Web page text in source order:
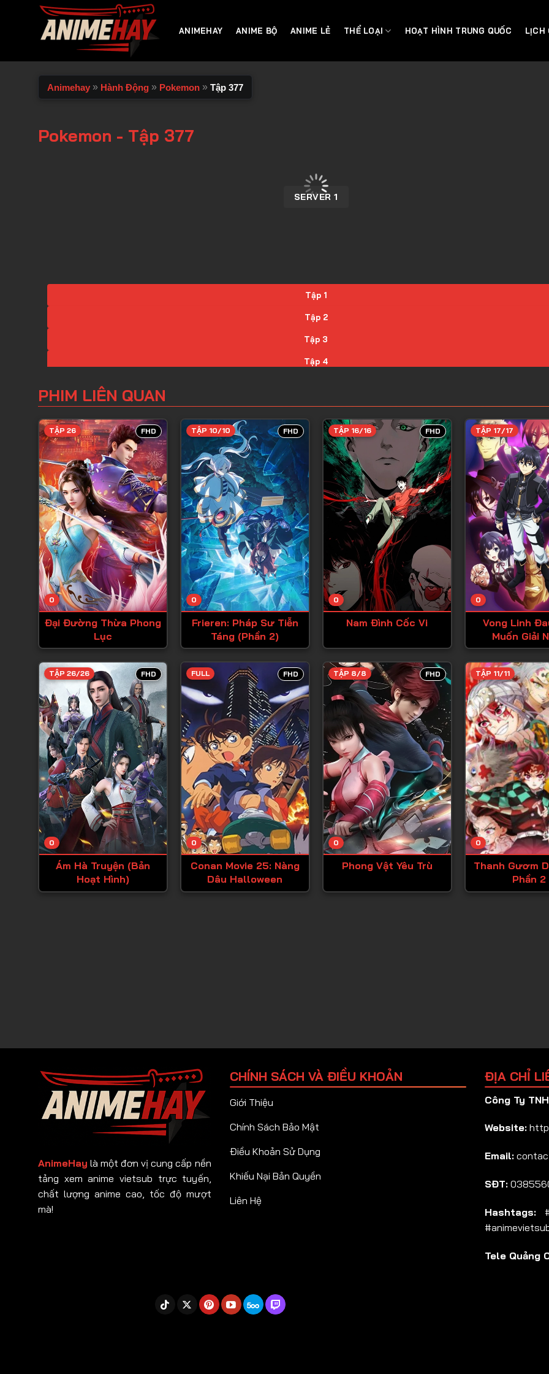
ANIMEHAY ANIME BỘ ANIME LẺ THỂ LOẠI HOẠT HÌNH TRUNG QUỐC LỊCH
Animehay » Hành Động » Pokemon » Tập 377
Pokemon - Tập 377
SERVER 1
Tập 1
Tập 2
Tập 3
Tập 4
Tập 6
Tập 7
Tập 8
Tập 9
Tập 10
Tập 11
Tập 12
Tập 13
Tập 14
Tập 15
Tập 17
Tập 18
Tập 19
Tập 20
Tập 21
Tập 22
Tập 23
Tập 24
Tập 25
Tập 26
Tập 28
Tập 36
Tập 37
Tập 39
Tập 40
Tập 41
PHIM LIÊN QUAN
FHD
0
TẬP 26
Đại Đường Thừa Phong
Lục
FHD
0
TẬP 10/10
Frieren: Pháp Sư Tiễn
Táng (Phần 2)
FHD
0
TẬP 16/16
Nam Đình Cốc Vi
0
TẬP 17/17
Vong Linh
Muốn Giải
FHD
0
TẬP 26/26
Ám Hà Truyện (Bản
Hoạt Hình)
FHD
0
FULL
Conan Movie 25: Nàng
Dâu Halloween
FHD
0
TẬP 8/8
Phong Vật Yêu Trù
0
TẬP 11/11
Thanh Gươm
Phần 2
AnimeHay là một đơn vị cung cấp nền
tảng xem anime vietsub trực tuyến,
chất lượng anime cao, tốc độ mượt
mà!
CHÍNH SÁCH VÀ ĐIỀU KHOẢN
Giới Thiệu
Chính Sách Bảo Mật
Điều Khoản Sử Dụng
Khiếu Nại Bản Quyền
Liên Hệ
ĐỊA CHỈ
Công Ty
Website:
Email:
SĐT:
Hashtags:
Tele Quảng